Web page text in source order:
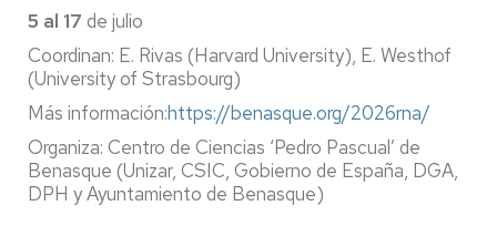
5 al 17 de julio
Coordinan: E. Rivas (Harvard University), E. Westhof
(University of Strasbourg)
Más información:https://benasque.org/2026rna/
Organiza: Centro de Ciencias ‘Pedro Pascual’ de
Benasque (Unizar, CSIC, Gobierno de España, DGA,
DPH y Ayuntamiento de Benasque)